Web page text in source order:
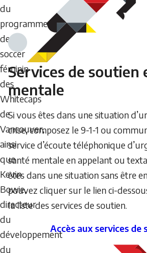
du
programme
de
soccer
féminin
des
Whitecaps
de
Vancouver,
ainsi
que
Kevin
Bowie,
directeur
du
développement
du
Services de soutien
mentale
Si vous êtes dans une situation
crise, composez le 9-1-1 ou
service d’écoute téléphonique
santé mentale en appelant ou
êtes dans une situation sans être
pouvez cliquer sur le lien ci-
la liste des services de soutien.
Accès aux services de